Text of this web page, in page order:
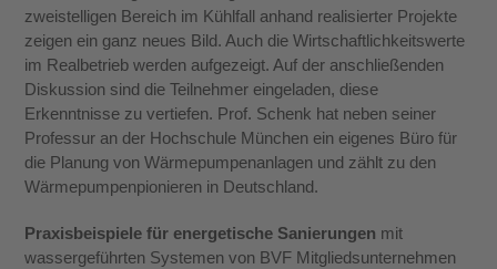
zweistelligen Bereich im Kühlfall anhand realisierter Projekte
zeigen ein ganz neues Bild. Auch die Wirtschaftlichkeitswerte
im Realbetrieb werden aufgezeigt. Auf der anschließenden
Diskussion sind die Teilnehmer eingeladen, diese
Erkenntnisse zu vertiefen. Prof. Schenk hat neben seiner
Professur an der Hochschule München ein eigenes Büro für
die Planung von Wärmepumpenanlagen und zählt zu den
Wärmepumpenpionieren in Deutschland.
Praxisbeispiele für energetische Sanierungen mit
wassergeführten Systemen von BVF Mitgliedsunternehmen